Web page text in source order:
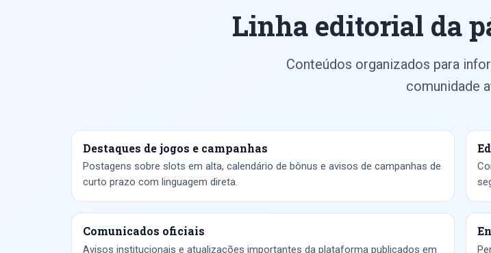
Linha editorial da
Conteúdos organizados para
comunidade
Destaques de jogos e campanhas
Postagens sobre slots em alta, calendário de bônus e avisos de campanhas de
curto prazo com linguagem direta.
Comunicados oficiais
Avisos institucionais e atualizações importantes da plataforma publicados em